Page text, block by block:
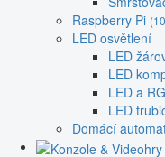
Raspberry Pi
LED osvětlení
LED
LED
LED a
LED
Domácí